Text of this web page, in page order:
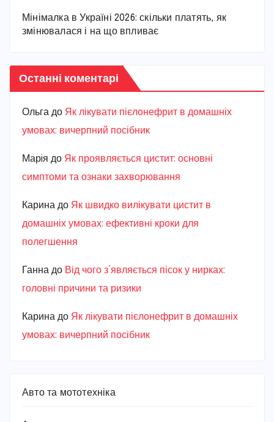
Мінімалка в Україні 2026: скільки платять, як
змінювалася і на що впливає
Останні коментарі
Ольга до Як лікувати пієлонефрит в домашніх
умовах: вичерпний посібник
Марiя до Як проявляється цистит: основні
симптоми та ознаки захворювання
Карина до Як швидко вилікувати цистит в
домашніх умовах: ефективні кроки для
полегшення
Ганна до Від чого з’являється пісок у нирках:
головні причини та ризики
Карина до Як лікувати пієлонефрит в домашніх
умовах: вичерпний посібник
Авто та мототехніка